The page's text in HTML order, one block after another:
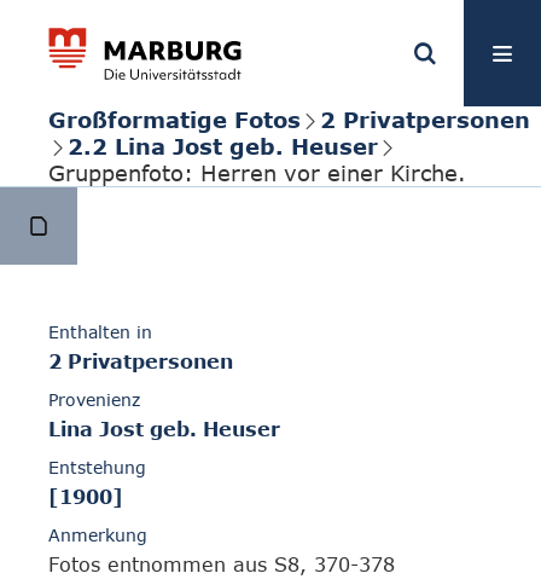
Großformatige Fotos
2 Privatpersonen
2.2 Lina Jost geb. Heuser
Gruppenfoto: Herren vor einer Kirche.
Enthalten in
2 Privatpersonen
Provenienz
Lina Jost geb. Heuser
Entstehung
[1900]
Anmerkung
Fotos entnommen aus S8, 370-378